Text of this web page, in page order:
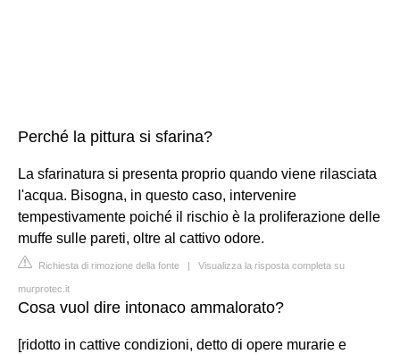
Perché la pittura si sfarina?
La sfarinatura si presenta proprio quando viene rilasciata
l'acqua. Bisogna, in questo caso, intervenire
tempestivamente poiché il rischio è la proliferazione delle
muffe sulle pareti, oltre al cattivo odore.
Richiesta di rimozione della fonte | Visualizza la risposta completa su
murprotec.it
Cosa vuol dire intonaco ammalorato?
[ridotto in cattive condizioni, detto di opere murarie e